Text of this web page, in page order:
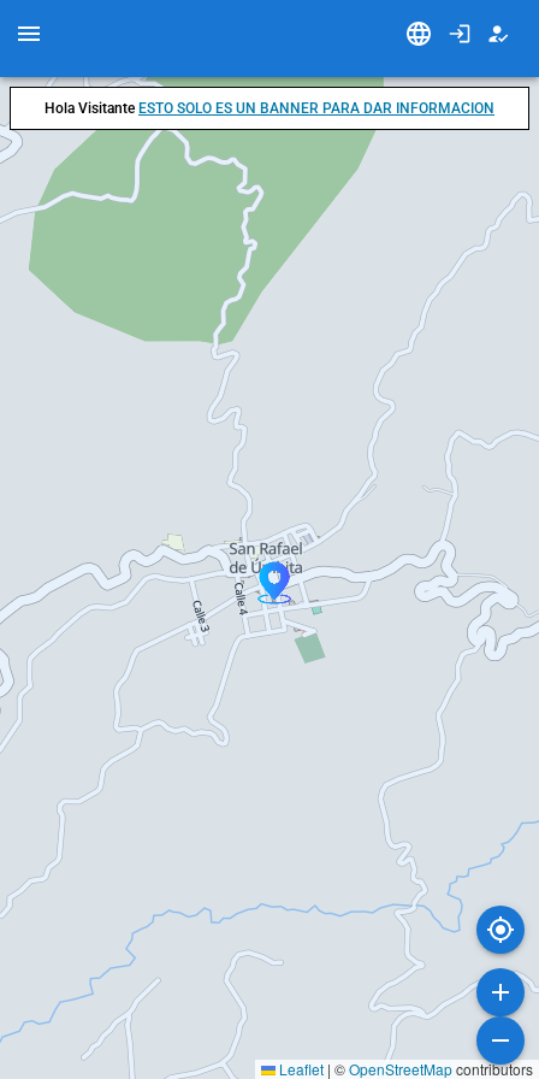
Leaflet | ©OpenStreetMapcontributors
Hola Visitante ESTO SOLO ES UN BANNER PARA DAR INFORMACION